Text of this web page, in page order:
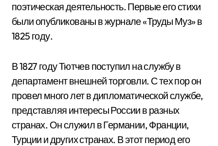
поэтическая деятельность. Первые его стихи
были опубликованы в журнале «Труды Муз» в
1825 году.
В 1827 году Тютчев поступил на службу в
департамент внешней торговли. С тех пор он
провел много лет в дипломатической службе,
представляя интересы России в разных
странах. Он служил в Германии, Франции,
Турции и других странах. В этот период его